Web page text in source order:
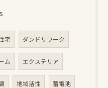
宅 ダンドリワーク
ム エクステリア
地域活性 蓄電池